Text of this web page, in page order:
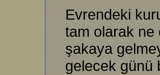
Evrendeki
tam olarak ne
şakaya
gelecek günü